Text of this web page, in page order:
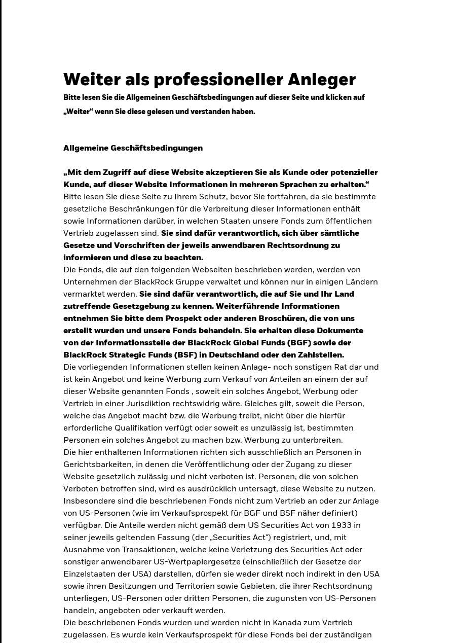
TRENDS & IDEEN
Entdecken Sie unsere
makroökonomischen
Einschätzungen und Anlageideen.
Aktuelle Einschätzungen
UMFRAGE ZUR ALTERSVORSORGE 2025
Realitätscheck Altersvorsorge. Wie
steht es um Ihre Altersvorsorge?
Zu den Ergebnissen
Weiter als professioneller Anleger
Bitte lesen Sie die Allgemeinen Geschäftsbedingungen auf dieser Seite und klicken auf
„Weiter“ wenn Sie diese gelesen und verstanden haben.
Allgemeine Geschäftsbedingungen
„Mit dem Zugriff auf diese Website akzeptieren Sie als Kunde oder potenzieller
Kunde, auf dieser Website Informationen in mehreren Sprachen zu erhalten.“
Bitte lesen Sie diese Seite zu Ihrem Schutz, bevor Sie fortfahren, da sie bestimmte
gesetzliche Beschränkungen für die Verbreitung dieser Informationen enthält
sowie Informationen darüber, in welchen Staaten unsere Fonds zum öffentlichen
Vertrieb zugelassen sind. Sie sind dafür verantwortlich, sich über sämtliche
Gesetze und Vorschriften der jeweils anwendbaren Rechtsordnung zu
informieren und diese zu beachten.
Die Fonds, die auf den folgenden Webseiten beschrieben werden, werden von
Unternehmen der BlackRock Gruppe verwaltet und können nur in einigen Ländern
vermarktet werden. Sie sind dafür verantwortlich, die auf Sie und Ihr Land
zutreffende Gesetzgebung zu kennen. Weiterführende Informationen
entnehmen Sie bitte dem Prospekt oder anderen Broschüren, die von uns
erstellt wurden und unsere Fonds behandeln. Sie erhalten diese Dokumente
von der Informationsstelle der BlackRock Global Funds (BGF) sowie der
BlackRock Strategic Funds (BSF) in Deutschland oder den Zahlstellen.
Die vorliegenden Informationen stellen keinen Anlage- noch sonstigen Rat dar und
ist kein Angebot und keine Werbung zum Verkauf von Anteilen an einem der auf
dieser Website genannten Fonds , soweit ein solches Angebot, Werbung oder
Vertrieb in einer Jurisdiktion rechtswidrig wäre. Gleiches gilt, soweit die Person,
welche das Angebot macht bzw. die Werbung treibt, nicht über die hierfür
erforderliche Qualifikation verfügt oder soweit es unzulässig ist, bestimmten
Personen ein solches Angebot zu machen bzw. Werbung zu unterbreiten.
Die hier enthaltenen Informationen richten sich ausschließlich an Personen in
Gerichtsbarkeiten, in denen die Veröffentlichung oder der Zugang zu dieser
Website gesetzlich zulässig und nicht verboten ist. Personen, die von solchen
Verboten betroffen sind, wird es ausdrücklich untersagt, diese Website zu nutzen.
Insbesondere sind die beschriebenen Fonds nicht zum Vertrieb an oder zur Anlage
von US-Personen (wie im Verkaufsprospekt für BGF und BSF näher definiert)
verfügbar. Die Anteile werden nicht gemäß dem US Securities Act von 1933 in
seiner jeweils geltenden Fassung (der „Securities Act") registriert, und, mit
Ausnahme von Transaktionen, welche keine Verletzung des Securities Act oder
sonstiger anwendbarer US-Wertpapiergesetze (einschließlich der Gesetze der
Einzelstaaten der USA) darstellen, dürfen sie weder direkt noch indirekt in den USA
sowie ihren Besitzungen und Territorien sowie Gebieten, die ihrer Rechtsordnung
unterliegen, US-Personen oder dritten Personen, die zugunsten von US-Personen
handeln, angeboten oder verkauft werden.
Die beschriebenen Fonds wurden und werden nicht in Kanada zum Vertrieb
zugelassen. Es wurde kein Verkaufsprospekt für diese Fonds bei der zuständigen